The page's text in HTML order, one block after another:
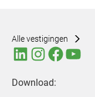
Alle vestigingen
Download: